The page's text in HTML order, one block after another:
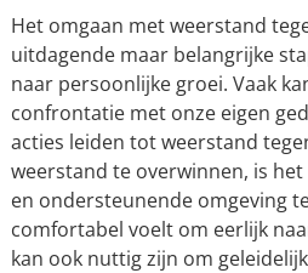
Het omgaan met weerstand
uitdagende maar belangrijke
naar persoonlijke groei. Vaak
confrontatie met onze eigen
acties leiden tot weerstand
weerstand te overwinnen, is
en ondersteunende omgeving
comfortabel voelt om eerlijk
kan ook nuttig zijn om